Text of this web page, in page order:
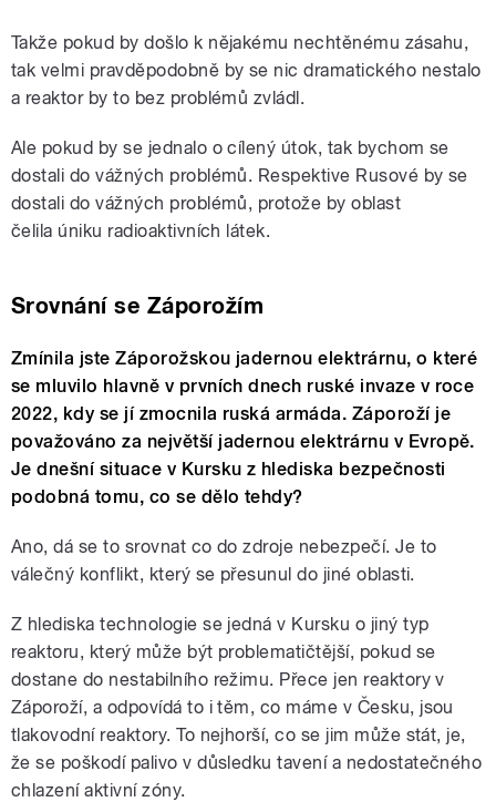
Takže pokud by došlo k nějakému nechtěnému zásahu,
tak velmi pravděpodobně by se nic dramatického nestalo
a reaktor by to bez problémů zvládl.
Ale pokud by se jednalo o cílený útok, tak bychom se
dostali do vážných problémů. Respektive Rusové by se
dostali do vážných problémů, protože by oblast
čelila úniku radioaktivních látek.
Srovnání se Záporožím
Zmínila jste Záporožskou jadernou elektrárnu, o které
se mluvilo hlavně v prvních dnech ruské invaze v roce
2022, kdy se jí zmocnila ruská armáda. Záporoží je
považováno za největší jadernou elektrárnu v Evropě.
Je dnešní situace v Kursku z hlediska bezpečnosti
podobná tomu, co se dělo tehdy?
Ano, dá se to srovnat co do zdroje nebezpečí. Je to
válečný konflikt, který se přesunul do jiné oblasti.
Z hlediska technologie se jedná v Kursku o jiný typ
reaktoru, který může být problematičtější, pokud se
dostane do nestabilního režimu. Přece jen reaktory v
Záporoží, a odpovídá to i těm, co máme v Česku, jsou
tlakovodní reaktory. To nejhorší, co se jim může stát, je,
že se poškodí palivo v důsledku tavení a nedostatečného
chlazení aktivní zóny.